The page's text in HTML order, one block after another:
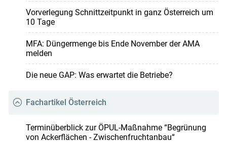
Vorverlegung Schnittzeitpunkt in ganz Österreich um
10 Tage
MFA: Düngermenge bis Ende November der AMA
melden
Die neue GAP: Was erwartet die Betriebe?
Fachartikel Österreich
Terminüberblick zur ÖPUL-Maßnahme “Begrünung
von Ackerflächen - Zwischenfruchtanbau“